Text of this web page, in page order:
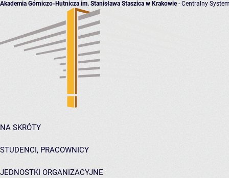
Akademia Górniczo-Hutnicza im. Stanisława Staszica w Krakowie- Centralny
NA SKRÓTY
STUDENCI, PRACOWNICY
JEDNOSTKI ORGANIZACYJNE